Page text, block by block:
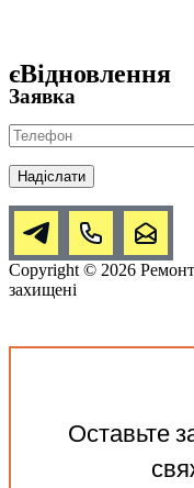
єВідновлення
Заявка
Copyright © 2026 Ремонт
захищені
Оставьте